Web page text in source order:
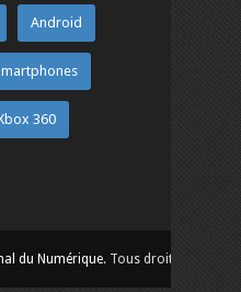
Android
360
du Numérique. Tous droits réservés.